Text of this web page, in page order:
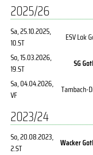
2025/26
Sa, 25.10.2025,
10.ST
ESV Lok
So, 15.03.2026,
19.ST
SG
Sa, 04.04.2026,
VF
Tambach-
2023/24
So, 20.08.2023,
2.ST
Wacker